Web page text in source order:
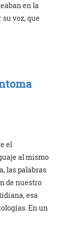
en la
voz, que
el
al mismo
las palabras
de nuestro
esa
En un